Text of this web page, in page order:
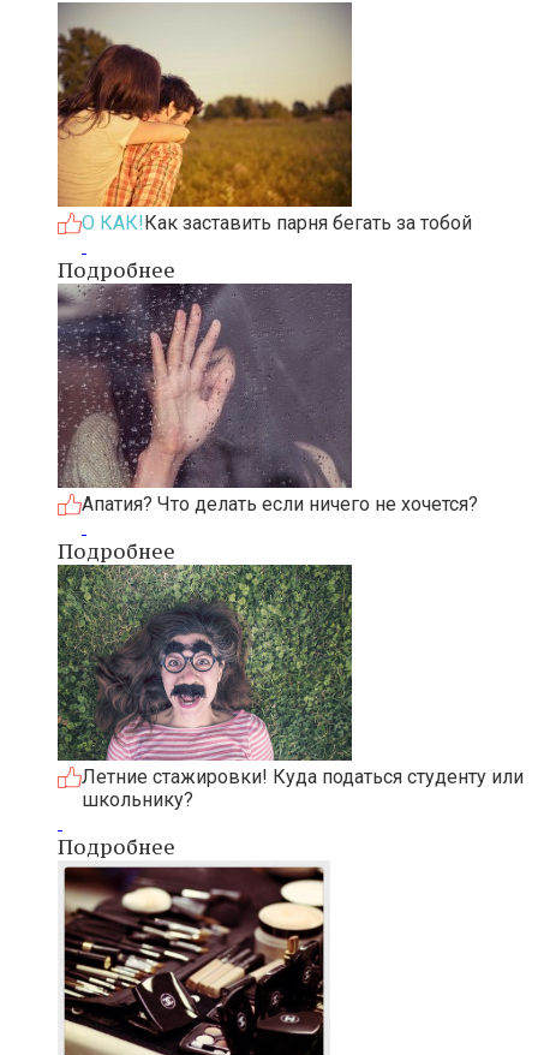
О КАК!Как заставить парня бегать за тобой
Подробнее
Апатия? Что делать если ничего не хочется?
Подробнее
Летние стажировки! Куда податься студенту или
школьнику?
Подробнее